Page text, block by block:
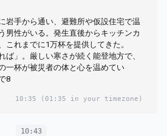
岩手から通い、避難所や仮設住宅で温
男性がいる。発生直後からキッチンカ
これまでに1万杯を提供してきた。
ば」。厳しい寒さが続く能登地方で、
一杯が被災者の体と心を温めてい
8
10:35 (01:35 in your timezone)
10:43